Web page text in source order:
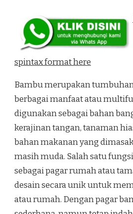
spintax format here
Bambu merupakan
berbagai manfaat atau
digunakan sebagai bahan
kerajinan tangan, tanaman
bahan makanan yang
masih muda. Salah satu
sebagai pagar rumah atau
desain secara unik untuk
atau rumah. Dengan pagar